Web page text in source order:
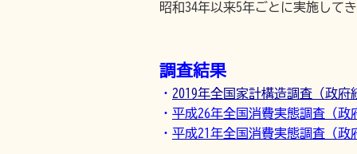
昭和34年以来5年ごとに実施して
調査結果
・ 2019年全国家計構造調査（政府
・ 平成26年全国消費実態調査（政
・ 平成21年全国消費実態調査（政